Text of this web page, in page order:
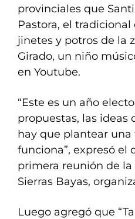
provinciales que
Pastora, el
jinetes y potros de la
Girado, un niño
en Youtube.
“Este es un año
propuestas, las ideas
hay que plantear una
funciona”, expresó el
primera reunión de
Sierras Bayas,
Luego agregó que